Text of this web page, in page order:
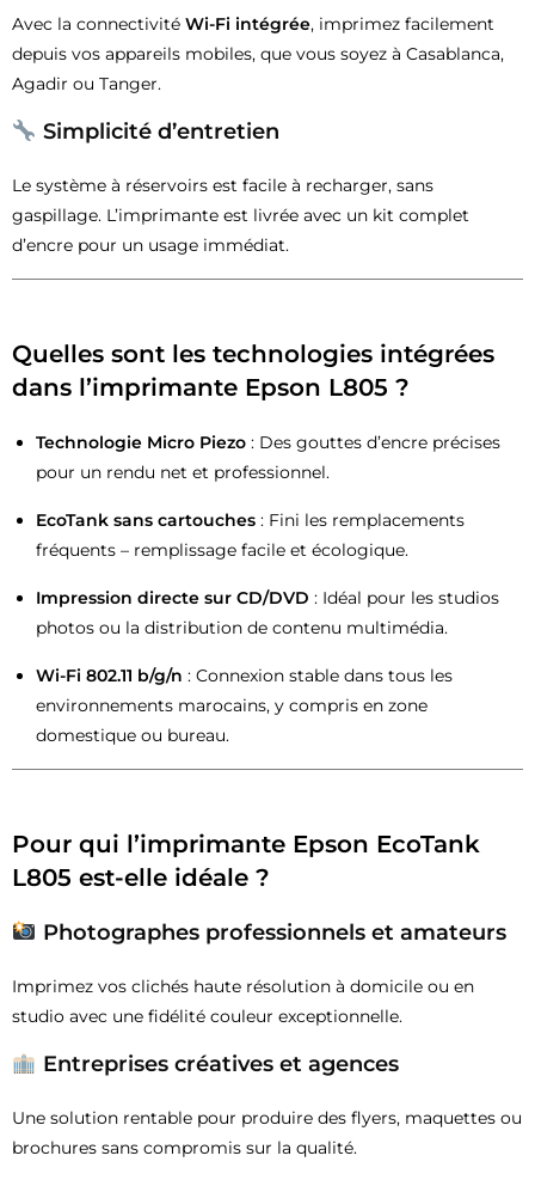
Avec la connectivité Wi-Fi intégrée, imprimez facilement
depuis vos appareils mobiles, que vous soyez à Casablanca,
Agadir ou Tanger.
Simplicité d’entretien
Le système à réservoirs est facile à recharger, sans
gaspillage. L’imprimante est livrée avec un kit complet
d’encre pour un usage immédiat.
Quelles sont les technologies intégrées
dans l’imprimante Epson L805 ?
Technologie Micro Piezo : Des gouttes d’encre précises
pour un rendu net et professionnel.
EcoTank sans cartouches : Fini les remplacements
fréquents – remplissage facile et écologique.
Impression directe sur CD/DVD : Idéal pour les studios
photos ou la distribution de contenu multimédia.
Wi-Fi 802.11 b/g/n : Connexion stable dans tous les
environnements marocains, y compris en zone
domestique ou bureau.
Pour qui l’imprimante Epson EcoTank
L805 est-elle idéale ?
Photographes professionnels et amateurs
Imprimez vos clichés haute résolution à domicile ou en
studio avec une fidélité couleur exceptionnelle.
Entreprises créatives et agences
Une solution rentable pour produire des flyers, maquettes ou
brochures sans compromis sur la qualité.